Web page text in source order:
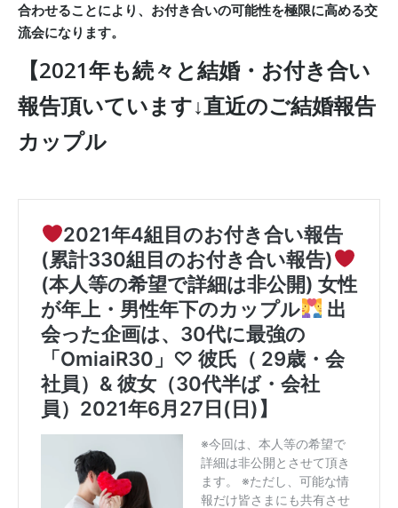
合わせることにより、お付き合いの可能性を極限に高める交
流会になります。
【2021年も続々と結婚・お付き合い
報告頂いています↓直近のご結婚報告
カップル